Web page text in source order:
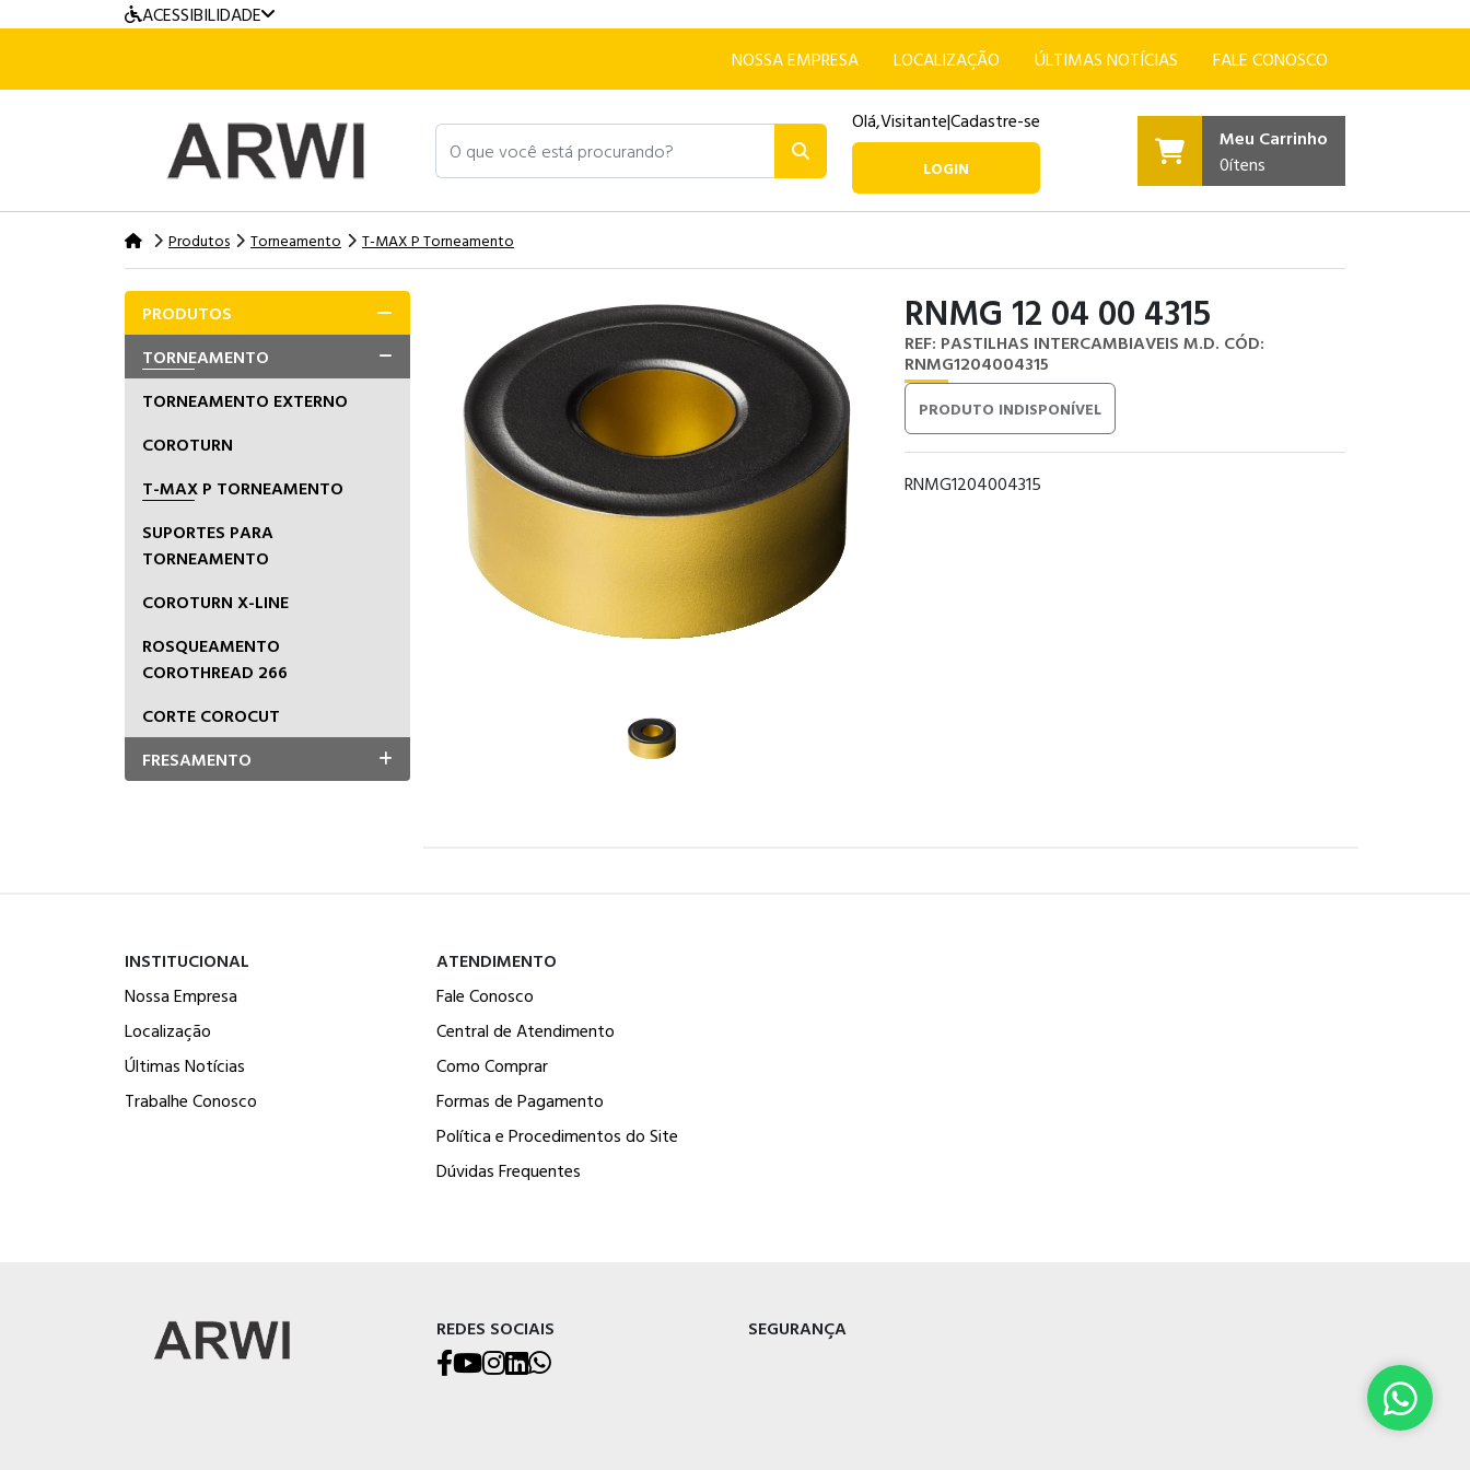
ACESSIBILIDADE
NOSSA EMPRESA
LOCALIZAÇÃO ÚLTIMAS NOTÍCIAS FALE CONOSCO
O que você está procurando? Olá,Visitante|Cadastre-se
LOGIN
Meu Carrinho
0ítens
Produtos Torneamento T-MAX P Torneamento
PRODUTOS
TORNEAMENTO
TORNEAMENTO EXTERNO
COROTURN
T-MAX P TORNEAMENTO
SUPORTES PARA
TORNEAMENTO
COROTURN X-LINE
ROSQUEAMENTO
COROTHREAD 266
CORTE COROCUT
FRESAMENTO
RNMG 12 04 00 4315
REF: PASTILHAS INTERCAMBIAVEIS M.D. CÓD:
RNMG1204004315
PRODUTO INDISPONÍVEL
RNMG1204004315
INSTITUCIONAL
Nossa Empresa
Localização
Últimas Notícias
Trabalhe Conosco
ATENDIMENTO
Fale Conosco
Central de Atendimento
Como Comprar
Formas de Pagamento
Política e Procedimentos do Site
Dúvidas Frequentes
REDES SOCIAIS SEGURANÇA